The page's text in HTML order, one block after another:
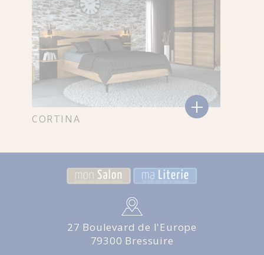
CORTINA +
27 Boulevard de l'Europe
79300 Bressuire